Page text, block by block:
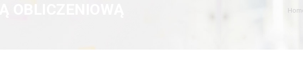
OBLICZENIOWĄ